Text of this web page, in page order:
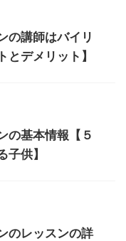
の講師はバイリ
とデメリット】
の基本情報【５
子供】
のレッスンの詳